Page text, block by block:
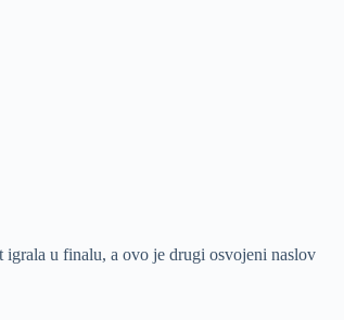
igrala u finalu, a ovo je drugi osvojeni naslov